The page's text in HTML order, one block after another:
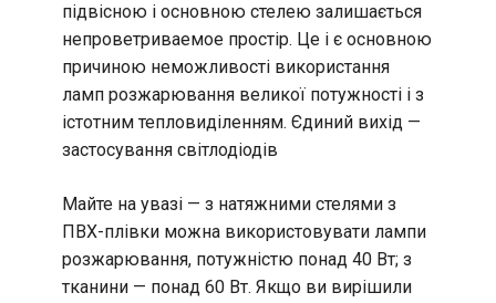
підвісною і основною стелею залишається
непроветриваемое простір. Це і є основною
причиною неможливості використання
ламп розжарювання великої потужності і з
істотним тепловиділенням. Єдиний вихід —
застосування світлодіодів
Майте на увазі — з натяжними стелями з
ПВХ-плівки можна використовувати лампи
розжарювання, потужністю понад 40 Вт; з
тканини — понад 60 Вт. Якщо ви вирішили